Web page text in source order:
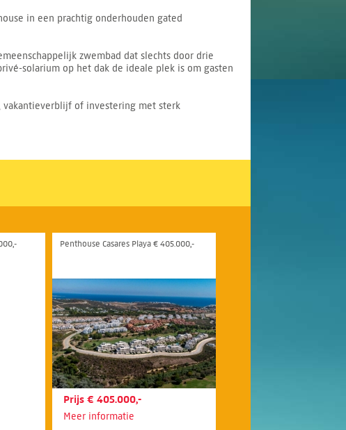
in een prachtig onderhouden gated
zwembad dat slechts door drie
solarium op het dak de ideale plek is om gasten
vakantieverblijf of investering met sterk
Penthouse Casares Playa € 405.000,-
Prijs € 405.000,-
Meer informatie